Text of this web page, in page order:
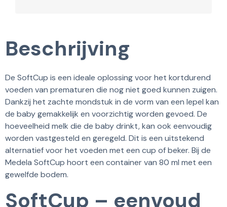
Beschrijving
De SoftCup is een ideale oplossing voor het kortdurend
voeden van prematuren die nog niet goed kunnen zuigen.
Dankzij het zachte mondstuk in de vorm van een lepel kan
de baby gemakkelijk en voorzichtig worden gevoed. De
hoeveelheid melk die de baby drinkt, kan ook eenvoudig
worden vastgesteld en geregeld. Dit is een uitstekend
alternatief voor het voeden met een cup of beker. Bij de
Medela SoftCup hoort een container van 80 ml met een
gewelfde bodem.
SoftCup – eenvoud